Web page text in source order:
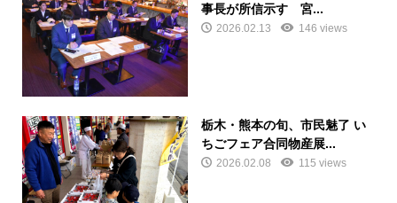
事長が所信示す 宮...
2026.02.13 146 views
栃木・熊本の旬、市民魅了 い
ちごフェア合同物産展...
2026.02.08 115 views